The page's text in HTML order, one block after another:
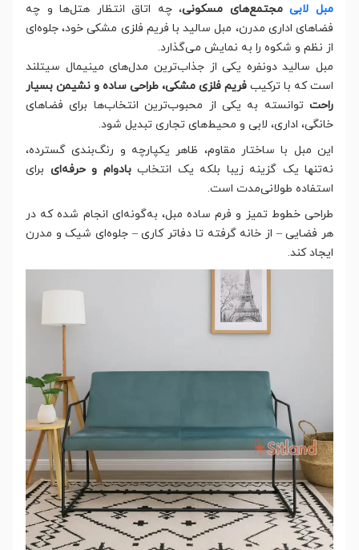
مبل لابیمجتمع‌های مسکونی، چه اتاق انتظار هتل‌ها و چه
فضاهای اداری مدرن، مبل سالید با فریم فلزی مشکی خود، جلوه‌ای
از نظم و شکوه را به نمایش می‌گذارد.
مبل سالید دونفره یکی از جذاب‌ترین مدل‌های مینیمال سیتلند
است که با ترکیب فریم فلزی مشکی، طراحی ساده و نشیمن بسیار
راحت توانسته به یکی از محبوب‌ترین انتخاب‌ها برای فضاهای
خانگی، اداری، لابی و محیط‌های تجاری تبدیل شود.
این مبل با ساختار مقاوم، ظاهر یکپارچه و رنگ‌بندی گسترده،
نه‌تنها یک گزینه زیبا بلکه یک انتخاببادوام و حرفه‌ای برای
استفاده طولانی‌مدت است.
طراحی خطوط تمیز و فرم ساده مبل، به‌گونه‌ای انجام شده که در
هر فضایی – از خانه گرفته تا دفاتر کاری – جلوه‌ای شیک و مدرن
ایجاد کند.